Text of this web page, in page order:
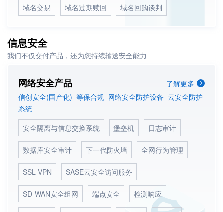
域名交易 域名过期赎回 域名回购谈判
信息安全
我们不仅交付产品，还为您持续输送安全能力
网络安全产品
了解更多
信创安全(国产化) 等保合规 网络安全防护设备 云安全防护
系统
安全隔离与信息交换系统
堡垒机 日志审计
数据库安全审计 下一代防火墙 全网行为管理
SSL VPN SASE云安全访问服务
SD-WAN安全组网 端点安全 检测响应